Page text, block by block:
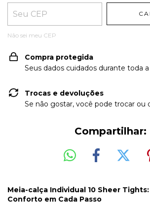
Não sei meu CEP
Compra protegida
Seus dados cuidados durante toda
Trocas e devoluções
Se não gostar, você pode trocar ou
Compartilhar:
Meia-calça Individual 10 Sheer
Conforto em Cada Passo